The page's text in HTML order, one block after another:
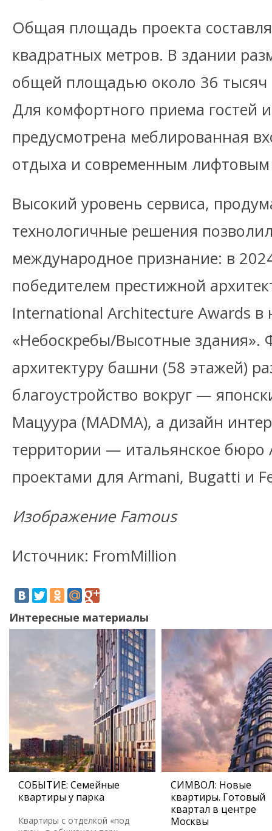
Общая площадь проекта
квадратных метров. В здании
общей площадью около 36 тысяч
Для комфортного приема гостей
предусмотрена меблированная
отдыха и современным
Высокий уровень сервиса,
технологичные решения
международное признание: в
победителем престижной
International Architecture Awards
«Небоскребы/Высотные здания».
архитектуру башни (58 этажей)
благоустройство вокруг —
Мацуура (MADMA), а дизайн
территории — итальянское бюро
проектами для Armani, Bugatti и
Изображение Famous
Источник: FromMillion
Интересные материалы
СОБЫТИЕ: Семейные
квартиры у парка
Квартиры с отделкой «под
СИМВОЛ: Новые
квартиры. Готовый
квартал в центре
Москвы